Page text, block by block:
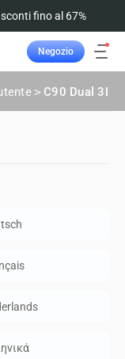
fino al 67%
Negozio
> C90 Dual 3K